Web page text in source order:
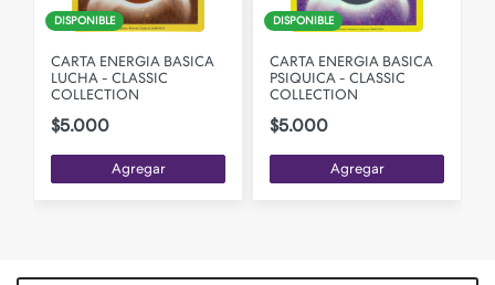
DISPONIBLE
CARTA ENERGIA BASICA
LUCHA - CLASSIC
COLLECTION
$5.000
Agregar
DISPONIBLE
CARTA ENERGIA BASICA
PSIQUICA - CLASSIC
COLLECTION
$5.000
Agregar